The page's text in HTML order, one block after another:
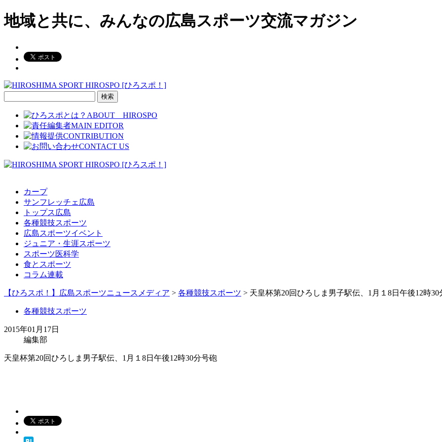
地域と共に、みんなの広島スポーツ交流マガジン
カープ
サンフレッチェ広島
トップス広島
各種競技スポーツ
広島スポーツイベント
ジュニア・生涯スポーツ
スポーツ医科学
食とスポーツ
コラム連載
【ひろスポ！】広島スポーツニュースメディア > 各種競技スポーツ > 天皇杯第20回ひろしま男子駅伝、1月１8日午後12時30
各種競技スポーツ
2015年01月17日
編集部
天皇杯第20回ひろしま男子駅伝、1月１8日午後12時30分号砲